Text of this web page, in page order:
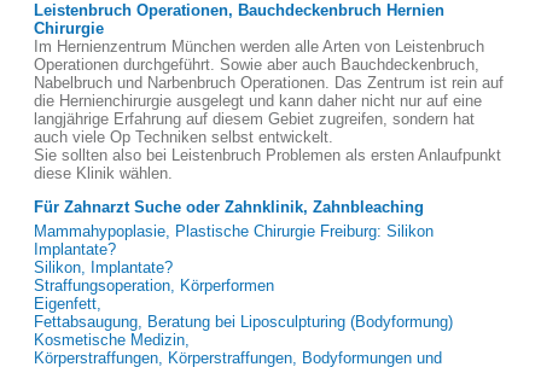
Leistenbruch Operationen, Bauchdeckenbruch Hernien
Chirurgie
Im Hernienzentrum München werden alle Arten von Leistenbruch
Operationen durchgeführt. Sowie aber auch Bauchdeckenbruch,
Nabelbruch und Narbenbruch Operationen. Das Zentrum ist rein auf
die Hernienchirurgie ausgelegt und kann daher nicht nur auf eine
langjährige Erfahrung auf diesem Gebiet zugreifen, sondern hat
auch viele Op Techniken selbst entwickelt.
Sie sollten also bei Leistenbruch Problemen als ersten Anlaufpunkt
diese Klinik wählen.
Für Zahnarzt Suche oder Zahnklinik, Zahnbleaching
Mammahypoplasie, Plastische Chirurgie Freiburg: Silikon
Implantate?
Silikon, Implantate?
Straffungsoperation, Körperformen
Eigenfett,
Fettabsaugung, Beratung bei Liposculpturing (Bodyformung)
Kosmetische Medizin,
Körperstraffungen, Körperstraffungen, Bodyformungen und